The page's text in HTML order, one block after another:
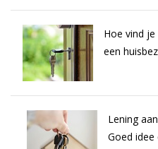
Hoe vind
een
Lening
Goed idee